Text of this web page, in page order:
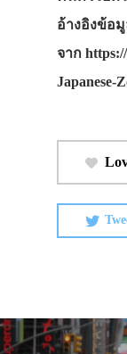
อ้างอิงข้อ
จาก
Japanese-